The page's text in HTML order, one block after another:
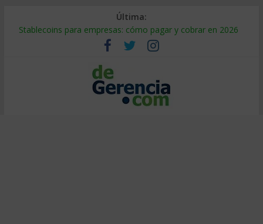
Última:
Stablecoins para empresas: cómo pagar y cobrar en 2026
Despido silencioso: qué es y por qué sale tan caro
IA en selección de personal: cómo auditarla a tiempo
Trabajo forzoso en la cadena de suministro: qué hacer
Mercado hispano de EE. UU.: cómo segmentarlo y venderle